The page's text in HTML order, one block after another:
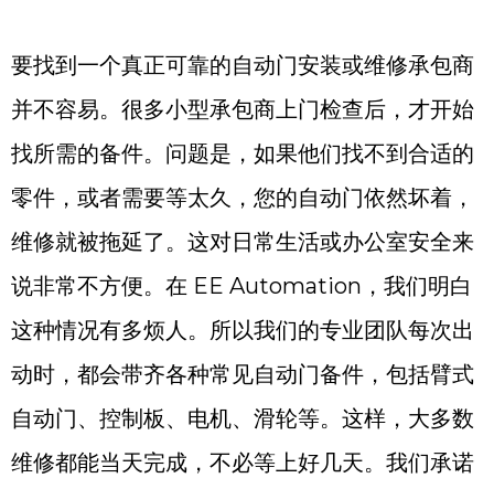
要找到一个真正可靠的自动门安装或维修承包商
并不容易。很多小型承包商上门检查后，才开始
找所需的备件。问题是，如果他们找不到合适的
零件，或者需要等太久，您的自动门依然坏着，
维修就被拖延了。这对日常生活或办公室安全来
说非常不方便。在 EE Automation，我们明白
这种情况有多烦人。所以我们的专业团队每次出
动时，都会带齐各种常见自动门备件，包括臂式
自动门、控制板、电机、滑轮等。这样，大多数
维修都能当天完成，不必等上好几天。我们承诺